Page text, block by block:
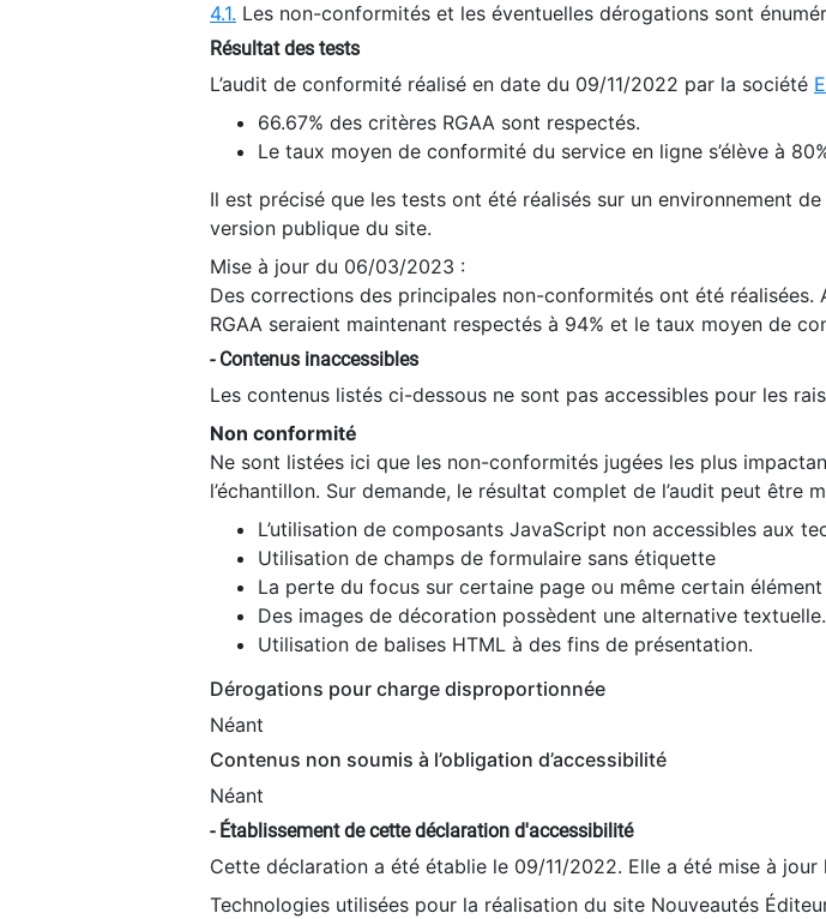
4.1. Les non-conformités et les éventuelles dérogations sont
Résultat des tests
L’audit de conformité réalisé en date du 09/11/2022 par la société
66.67% des critères RGAA sont respectés.
Le taux moyen de conformité du service en ligne s’élève à
Il est précisé que les tests ont été réalisés sur un environnement
version publique du site.
Mise à jour du 06/03/2023 :
Des corrections des principales non-conformités ont été
RGAA seraient maintenant respectés à 94% et le taux moyen de
- Contenus inaccessibles
Les contenus listés ci-dessous ne sont pas accessibles pour les
Non conformité
Ne sont listées ici que les non-conformités jugées les plus
l’échantillon. Sur demande, le résultat complet de l’audit peut être
L’utilisation de composants JavaScript non accessibles aux
Utilisation de champs de formulaire sans étiquette
La perte du focus sur certaine page ou même certain
Des images de décoration possèdent une alternative textuelle.
Utilisation de balises HTML à des fins de présentation.
Dérogations pour charge disproportionnée
Néant
Contenus non soumis à l’obligation d’accessibilité
Néant
- Établissement de cette déclaration d'accessibilité
Cette déclaration a été établie le 09/11/2022. Elle a été mise à
Technologies utilisées pour la réalisation du site Nouveautés